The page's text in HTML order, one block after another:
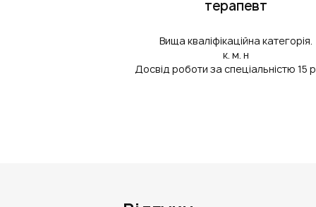
терапевт
Вища кваліфікаційна категорія.
к. м. н
Досвід роботи за спеціальністю 15